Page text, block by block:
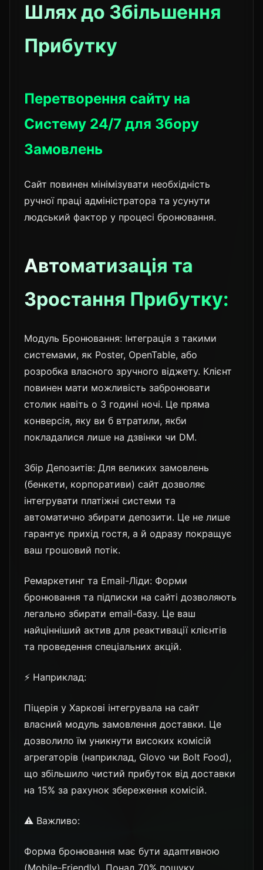
Шлях до Збільшення
Прибутку
Перетворення сайту на
Систему 24/7 для Збору
Замовлень
Сайт повинен мінімізувати необхідність
ручної праці адміністратора та усунути
людський фактор у процесі бронювання.
Автоматизація та
Зростання Прибутку:
Модуль Бронювання: Інтеграція з такими
системами, як Poster, OpenTable, або
розробка власного зручного віджету. Клієнт
повинен мати можливість забронювати
столик навіть о 3 годині ночі. Це пряма
конверсія, яку ви б втратили, якби
покладалися лише на дзвінки чи DM.
Збір Депозитів: Для великих замовлень
(бенкети, корпоративи) сайт дозволяє
інтегрувати платіжні системи та
автоматично збирати депозити. Це не лише
гарантує прихід гостя, а й одразу покращує
ваш грошовий потік.
Ремаркетинг та Email-Ліди: Форми
бронювання та підписки на сайті дозволяють
легально збирати email-базу. Це ваш
найцінніший актив для реактивації клієнтів
та проведення спеціальних акцій.
⚡ Наприклад:
Піцерія у Харкові інтегрувала на сайт
власний модуль замовлення доставки. Це
дозволило їм уникнути високих комісій
агрегаторів (наприклад, Glovo чи Bolt Food),
що збільшило чистий прибуток від доставки
на 15% за рахунок збереження комісій.
⚠️ Важливо:
Форма бронювання має бути адаптивною